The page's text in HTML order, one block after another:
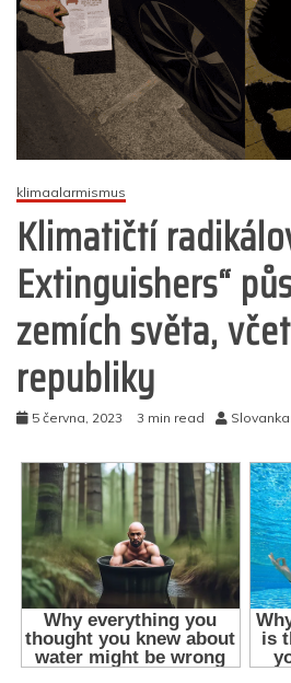
klimaalarmismus
Klimatičtí
Extinguishers“
zemích světa,
republiky
5 června, 2023 3 min read Slovanka